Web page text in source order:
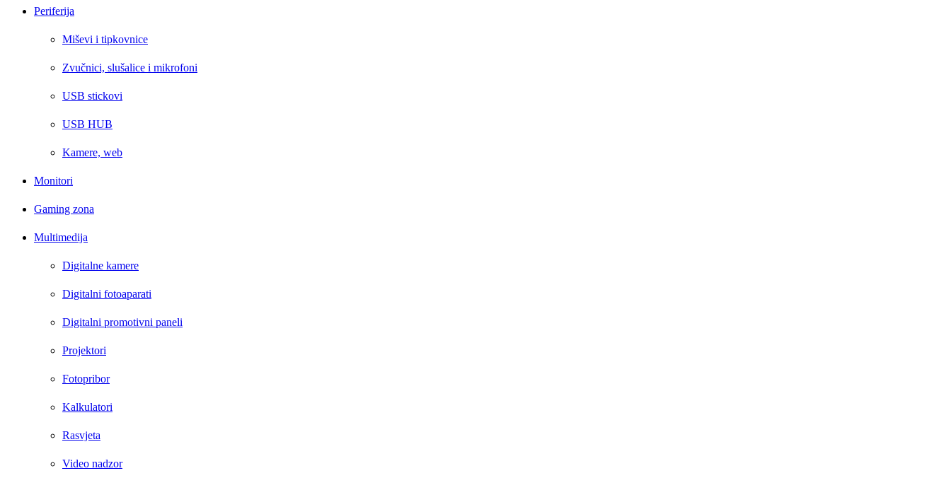
Periferija
Miševi i tipkovnice
Zvučnici, slušalice i mikrofoni
USB stickovi
USB HUB
Kamere, web
Monitori
Gaming zona
Multimedija
Digitalne kamere
Digitalni fotoaparati
Digitalni promotivni paneli
Projektori
Fotopribor
Kalkulatori
Rasvjeta
Video nadzor